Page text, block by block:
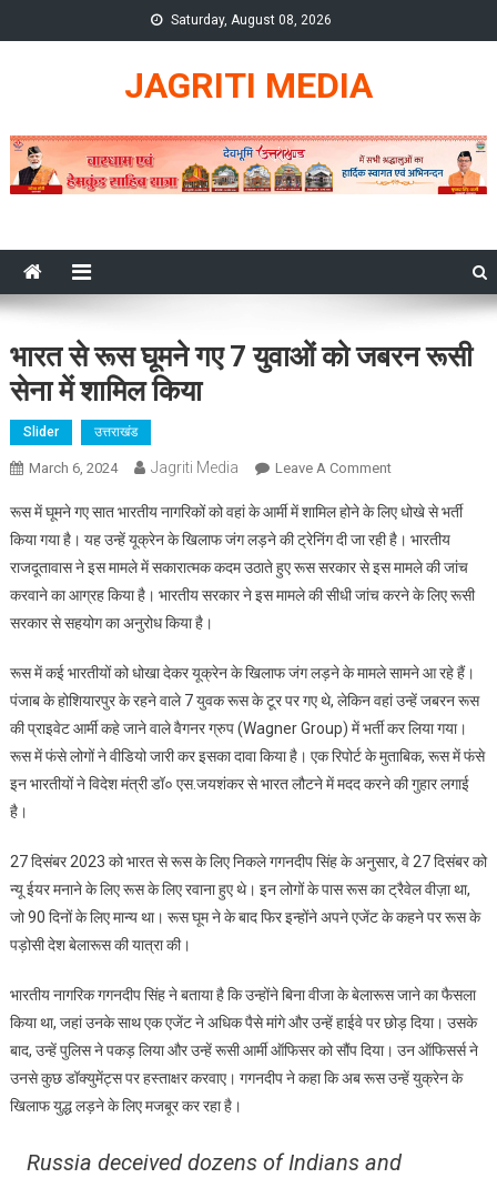
to
Saturday, August 08, 2026
JAGRITI MEDIA
भारत से रूस घूमने गए 7 युवाओं को जबरन रूसी
सेना में शामिल किया
Slider उत्तराखंड
March 6, 2024 Jagriti Media Leave A CommentOn
से
रूस
घूमने
गए
को
जबरन
रूसी
सेना
शामिल
रूस में घूमने गए सात भारतीय नागरिकों को वहां के आर्मी में शामिल होने के लिए धोखे से भर्ती
किया गया है। यह उन्हें यूक्रेन के खिलाफ जंग लड़ने की ट्रेनिंग दी जा रही है। भारतीय
राजदूतावास ने इस मामले में सकारात्मक कदम उठाते हुए रूस सरकार से इस मामले की जांच
करवाने का आग्रह किया है। भारतीय सरकार ने इस मामले की सीधी जांच करने के लिए रूसी
सरकार से सहयोग का अनुरोध किया है।
रूस में कई भारतीयों को धोखा देकर यूक्रेन के खिलाफ जंग लड़ने के मामले सामने आ रहे हैं।
पंजाब के होशियारपुर के रहने वाले 7 युवक रूस के टूर पर गए थे, लेकिन वहां उन्हें जबरन रूस
की प्राइवेट आर्मी कहे जाने वाले वैगनर ग्रुप (Wagner Group) में भर्ती कर लिया गया।
रूस में फंसे लोगों ने वीडियो जारी कर इसका दावा किया है। एक रिपोर्ट के मुताबिक, रूस में फंसे
इन भारतीयों ने विदेश मंत्री डॉ० एस.जयशंकर से भारत लौटने में मदद करने की गुहार लगाई
है।
27 दिसंबर 2023 को भारत से रूस के लिए निकले गगनदीप सिंह के अनुसार, वे 27 दिसंबर को
न्यू ईयर मनाने के लिए रूस के लिए रवाना हुए थे। इन लोगों के पास रूस का ट्रैवेल वीज़ा था,
जो 90 दिनों के लिए मान्य था। रूस घूम ने के बाद फिर इन्होंने अपने एजेंट के कहने पर रूस के
पड़ोसी देश बेलारूस की यात्रा की।
भारतीय नागरिक गगनदीप सिंह ने बताया है कि उन्होंने बिना वीजा के बेलारूस जाने का फैसला
किया था, जहां उनके साथ एक एजेंट ने अधिक पैसे मांगे और उन्हें हाईवे पर छोड़ दिया। उसके
बाद, उन्हें पुलिस ने पकड़ लिया और उन्हें रूसी आर्मी ऑफिसर को सौंप दिया। उन ऑफिसर्स ने
उनसे कुछ डॉक्युमेंट्स पर हस्ताक्षर करवाए। गगनदीप ने कहा कि अब रूस उन्हें युक्रेन के
खिलाफ युद्ध लड़ने के लिए मजबूर कर रहा है।
Russia deceived dozens of Indians and